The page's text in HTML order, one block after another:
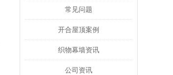
常见问题
开合屋顶案例
织物幕墙资讯
公司资讯